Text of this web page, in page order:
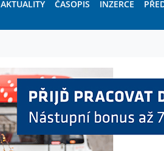
AKTUALITY ČASOPIS INZERCE